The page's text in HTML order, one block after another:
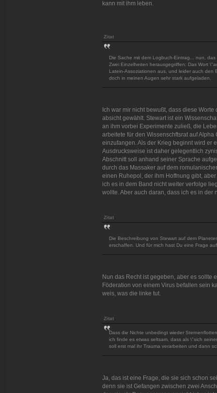
kann mit ihm leben.
Zitat
Die Sache mit dem Logbuch-Eintrag... nun,
Zwei Einzelheiten herausgegriffen: Das Wort
Latein-Assoziationen aus, und leider auch den
doch in meinen Augen sehr stark aufgeladen.
Ich war mir nicht bewußt, dass diese
absicht gewählt. Stewart ist ein
an ihm vorbei Experimente zuließ, die
arbeitete für den Wissenschftsrat auf
einzufangen. Als der Krieg beginnt wird er
Ausdrucksweise ist daher gelegentlich
Abschnitt soll anhand seiner Sprache
durch das Massaker auf dem
einen Ruhepol, der ihm Hoffnung gibt,
ich es in dem Band nicht weiter verfolge
wollte. Aber auch daran, dass ich es in der
Zitat
Die Beschreibung von Stewart auf dem
erschaffen. Und für mich hast Du eine Frage
Nun das Recht ist gegeben, aber es sollte
Föderation von einem Virus befallen sein
weis, was die linke tut.
Zitat
Dass die Nichte unbedingt wieder
ich finde es etwas seltsam, dass als \"sich
soll erst mal ihr Trauma verarbeiten und dann
Ja, das ist eine Frage, die sie sich schon
denn sie ist Gefangen zwischen zwei